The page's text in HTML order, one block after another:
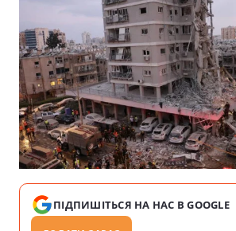
ПІДПИШІТЬСЯ НА НАС В GOOGLE